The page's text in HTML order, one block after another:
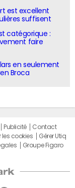
est excellent
suffisent
catégorique :
faire
en seulement
Broca
Publicité
Contact
les cookies
Gérer Utiq
Groupe Figaro